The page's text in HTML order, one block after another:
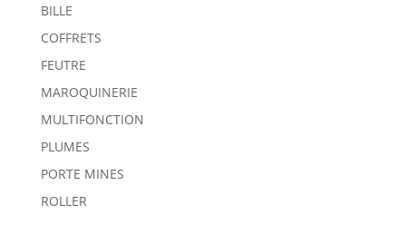
BILLE
COFFRETS
FEUTRE
MAROQUINERIE
MULTIFONCTION
PLUMES
PORTE MINES
ROLLER